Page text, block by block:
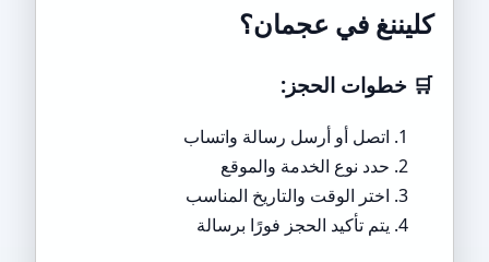
كليننغ في عجمان؟
🛒 خطوات الحجز:
اتصل أو أرسل رسالة واتساب
حدد نوع الخدمة والموقع
اختر الوقت والتاريخ المناسب
يتم تأكيد الحجز فورًا برسالة